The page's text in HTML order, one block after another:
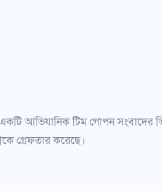
আভিযানিক টিম গোপন সংবাদের
গ্রেফতার করেছে।